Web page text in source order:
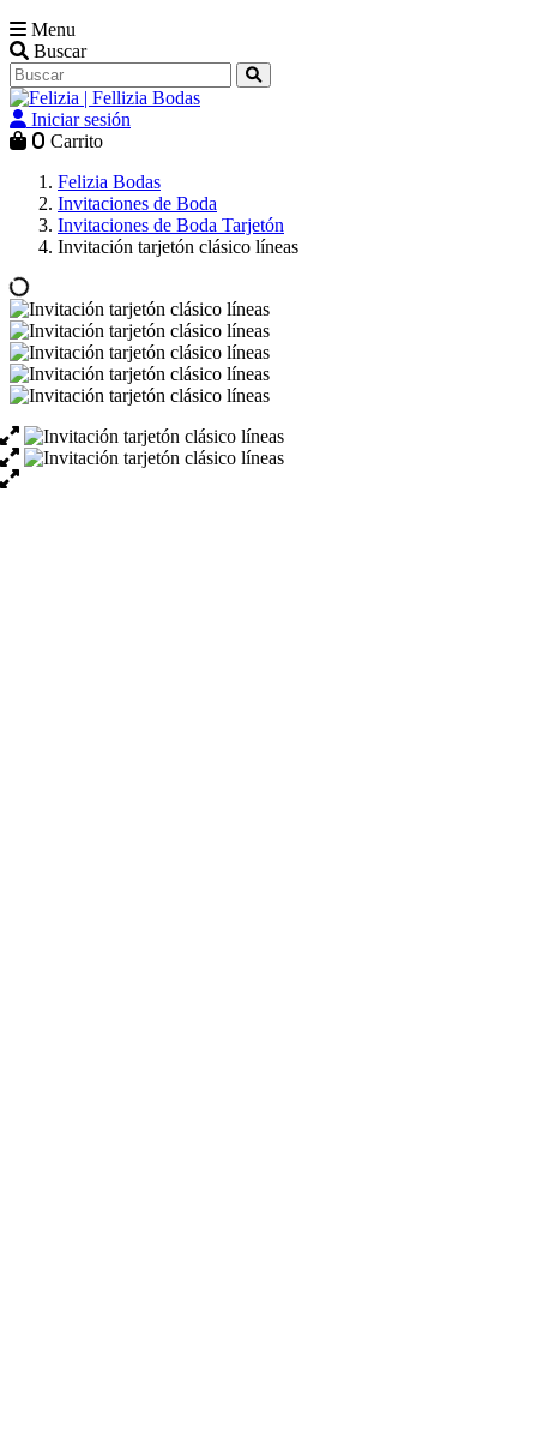
Menu
Buscar
Iniciar sesión
0 Carrito
Felizia Bodas
Invitaciones de Boda
Invitaciones de Boda Tarjetón
Invitación tarjetón clásico líneas